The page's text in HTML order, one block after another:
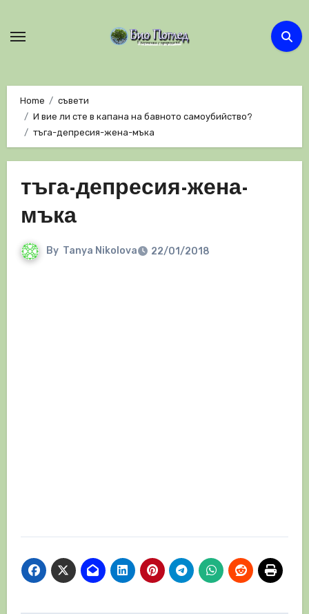
Home
съвети
И вие ли сте в капана на бавното самоубийство?
тъга-депресия-жена-мъка
тъга-депресия-жена-
мъка
By Tanya Nikolova 22/01/2018